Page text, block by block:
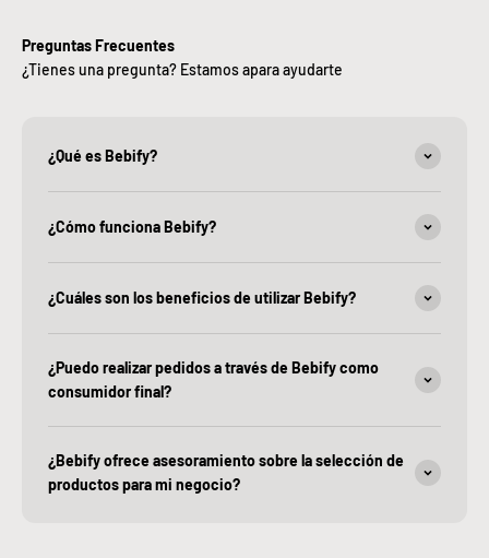
Preguntas Frecuentes
¿Tienes una pregunta? Estamos apara ayudarte
¿Qué es Bebify?
¿Cómo funciona Bebify?
¿Cuáles son los beneficios de utilizar Bebify?
¿Puedo realizar pedidos a través de Bebify como
consumidor final?
¿Bebify ofrece asesoramiento sobre la selección de
productos para mi negocio?